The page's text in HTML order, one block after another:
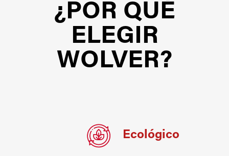
¿POR QUÉ
ELEGIR
WOLVER?
Ecológico